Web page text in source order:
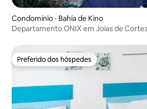
Condomínio ⋅ Bahía de Kino
Departamento ONIX em Joias de
Preferido dos hóspedes
Preferido dos hóspedes